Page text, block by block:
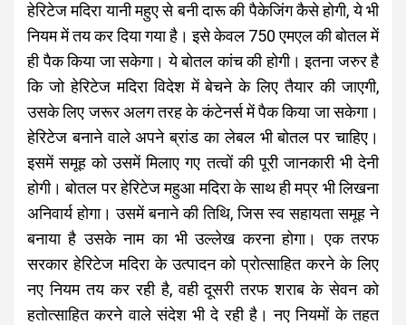
हेरिटेज मदिरा यानी महुए से बनी दारू की पैकेजिंग कैसे होगी, ये भी
नियम में तय कर दिया गया है। इसे केवल 750 एमएल की बोतल में
ही पैक किया जा सकेगा। ये बोतल कांच की होगी। इतना जरुर है
कि जो हेरिटेज मदिरा विदेश में बेचने के लिए तैयार की जाएगी,
उसके लिए जरूर अलग तरह के कंटेनर्स में पैक किया जा सकेगा।
हेरिटेज बनाने वाले अपने ब्रांड का लेबल भी बोतल पर चाहिए।
इसमें समूह को उसमें मिलाए गए तत्वों की पूरी जानकारी भी देनी
होगी। बोतल पर हेरिटेज महुआ मदिरा के साथ ही मप्र भी लिखना
अनिवार्य होगा। उसमें बनाने की तिथि, जिस स्व सहायता समूह ने
बनाया है उसके नाम का भी उल्लेख करना होगा। एक तरफ
सरकार हेरिटेज मदिरा के उत्पादन को प्रोत्साहित करने के लिए
नए नियम तय कर रही है, वही दूसरी तरफ शराब के सेवन को
हतोत्साहित करने वाले संदेश भी दे रही है। नए नियमों के तहत